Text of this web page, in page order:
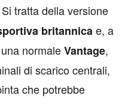
tratta della versione
britannicae, a
normaleVantage,
di scarico centrali,
che potrebbe